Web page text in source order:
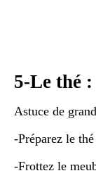
5-Le thé :
Astuce de
-Préparez le
-Frottez le